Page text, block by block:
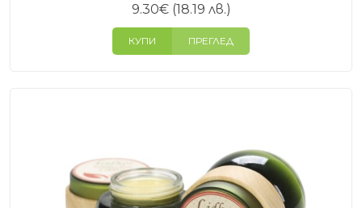
9.30€(18.19 лв.)
КУПИ ПРЕГЛЕД